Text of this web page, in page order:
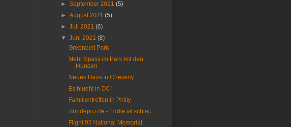
►September 2021(5)
►August 2021(5)
►Juli 2021(6)
▼Juni 2021(8)
Greenbelt Park
Mehr Spass im Park mit den
Hunden
Neues Haus in Cheverly
Es blueht in DC!
Familientreffen in Philly
Hundepuzzle - Eddie ist schlau
Flight 93 National Memorial